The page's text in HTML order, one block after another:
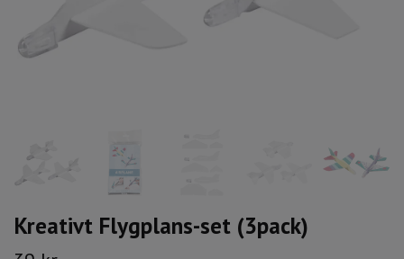
Kreativt Flygplans-set (3pack)